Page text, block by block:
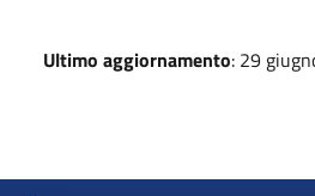
Ultimo aggiornamento: 29